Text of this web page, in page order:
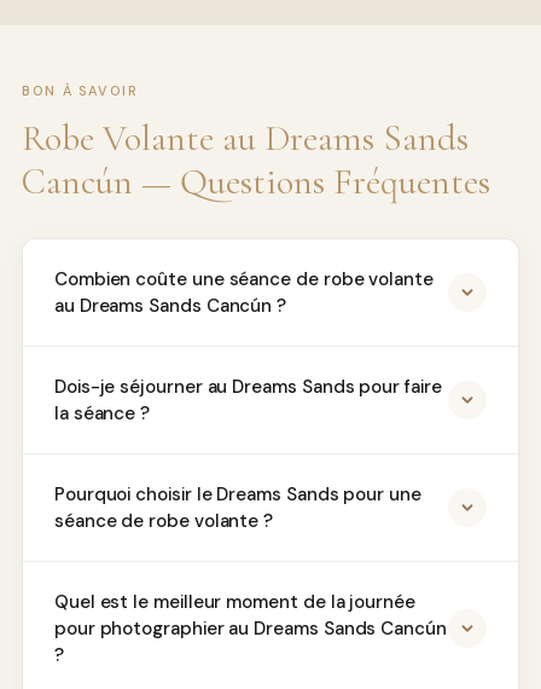
BON À SAVOIR
Robe Volante au Dreams Sands
Cancún — Questions Fréquentes
Combien coûte une séance de robe volante
au Dreams Sands Cancún ?
Dois-je séjourner au Dreams Sands pour faire
la séance ?
Pourquoi choisir le Dreams Sands pour une
séance de robe volante ?
Quel est le meilleur moment de la journée
pour photographier au Dreams Sands Cancún
?